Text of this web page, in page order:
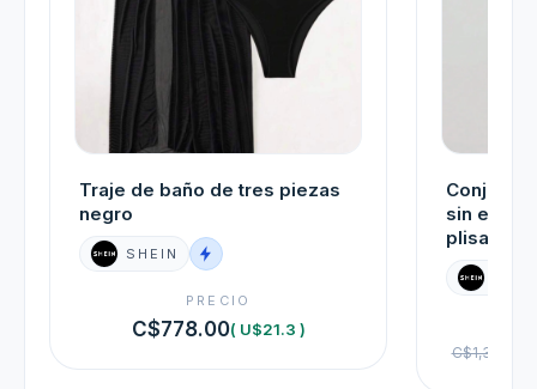
Traje de baño de tres piezas
negro
SHEIN
PRECIO
C$778.00( U$21.3 )
Conjunto
sin
plisada
C$1,364.00